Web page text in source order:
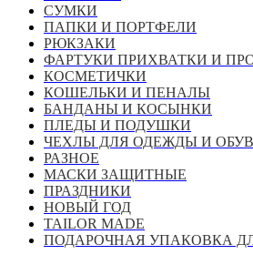
СУМКИ
ПАПКИ И ПОРТФЕЛИ
РЮКЗАКИ
ФАРТУКИ ПРИХВАТКИ И
КОСМЕТИЧКИ
КОШЕЛЬКИ И ПЕНАЛЫ
БАНДАНЫ И КОСЫНКИ
ПЛЕДЫ И ПОДУШКИ
ЧЕХЛЫ ДЛЯ ОДЕЖДЫ И
РАЗНОЕ
МАСКИ ЗАЩИТНЫЕ
ПРАЗДНИКИ
НОВЫЙ ГОД
TAILOR MADE
ПОДАРОЧНАЯ УПАКОВКА